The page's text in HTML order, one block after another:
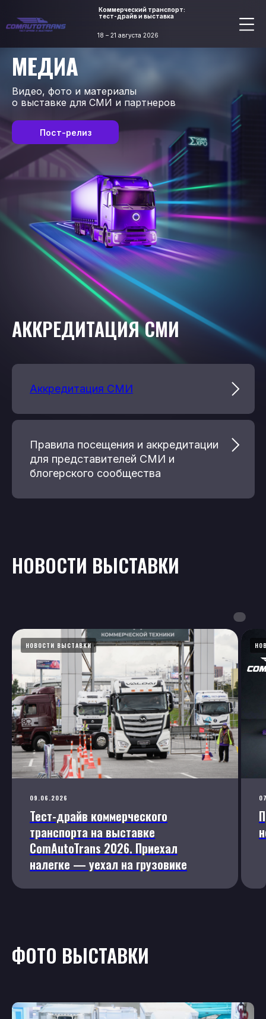
18 – 21 августа 2026
Коммерческий транспорт:
тест-драйв и выставка
Пост-релиз
МЕДИА
Видео, фото и материалы
о выставке для СМИ и партнеров
АККРЕДИТАЦИЯ СМИ
Аккредитация СМИ
Правила посещения и аккредитации
для представителей СМИ и
блогерского сообщества
НОВОСТИ ВЫСТАВКИ
НОВОСТИ ВЫСТАВКИ
09.06.2026
Тест-драйв коммерческого
транспорта на выставке
ComAutoTrans 2026. Приехал
налегке — уехал на грузовике
ФОТО ВЫСТАВКИ